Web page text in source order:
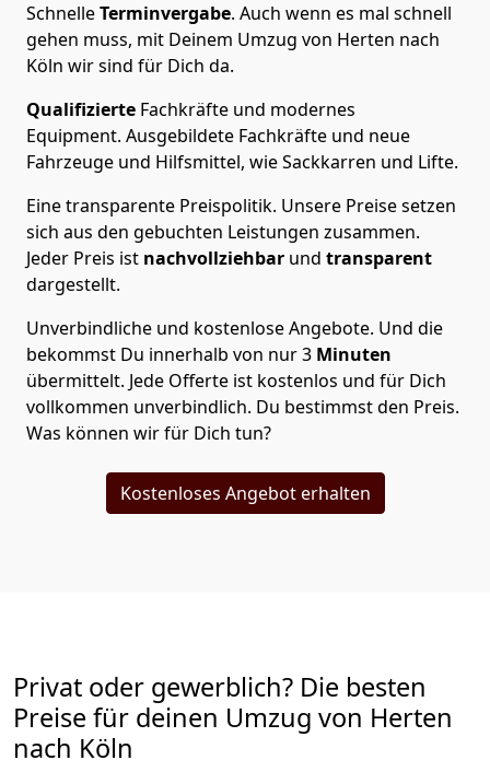
SchnelleTerminvergabe. Auch wenn es mal schnell
gehen muss, mit Deinem Umzug von Herten nach
Köln wir sind für Dich da.
Qualifizierte Fachkräfte und modernes
Equipment. Ausgebildete Fachkräfte und neue
Fahrzeuge und Hilfsmittel, wie Sackkarren und Lifte.
Eine transparente Preispolitik. Unsere Preise setzen
sich aus den gebuchten Leistungen zusammen.
Jeder Preis ist nachvollziehbar und transparent
dargestellt.
Unverbindliche und kostenlose Angebote. Und die
bekommst Du innerhalb von nur3 Minuten
übermittelt. Jede Offerte ist kostenlos und für Dich
vollkommen unverbindlich. Du bestimmst den Preis.
Was können wir für Dich tun?
Kostenloses Angebot erhalten
Privat oder gewerblich? Die besten
Preise für deinen Umzug von Herten
nach Köln